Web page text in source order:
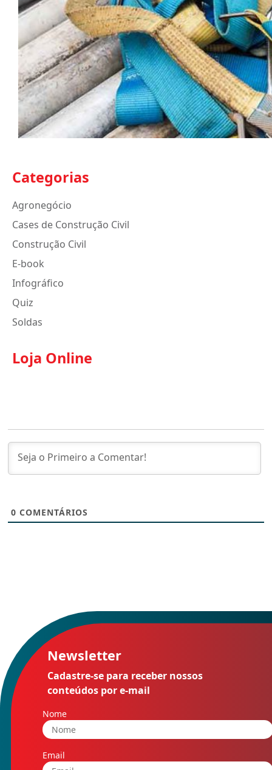
Categorias
Agronegócio
Cases de Construção Civil
Construção Civil
E-book
Infográfico
Quiz
Soldas
Loja Online
0 COMENTÁRIOS
Newsletter
Cadastre-se para receber nossos
conteúdos por e-mail
Nome
Email